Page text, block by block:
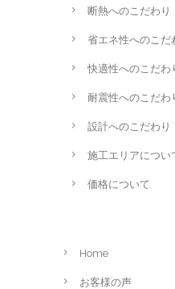
断熱へのこだわり
省エネ性へのこだ
快適性へのこだわ
耐震性へのこだわ
設計へのこだわり
施工エリアについ
価格について
Home
お客様の声